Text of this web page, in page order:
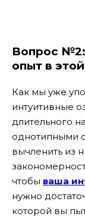
Вопрос №2:
опыт в
Как мы уже
интуитивные
длительного
однотипными
вычленить из
чтобы ваша
нужно
которой вы